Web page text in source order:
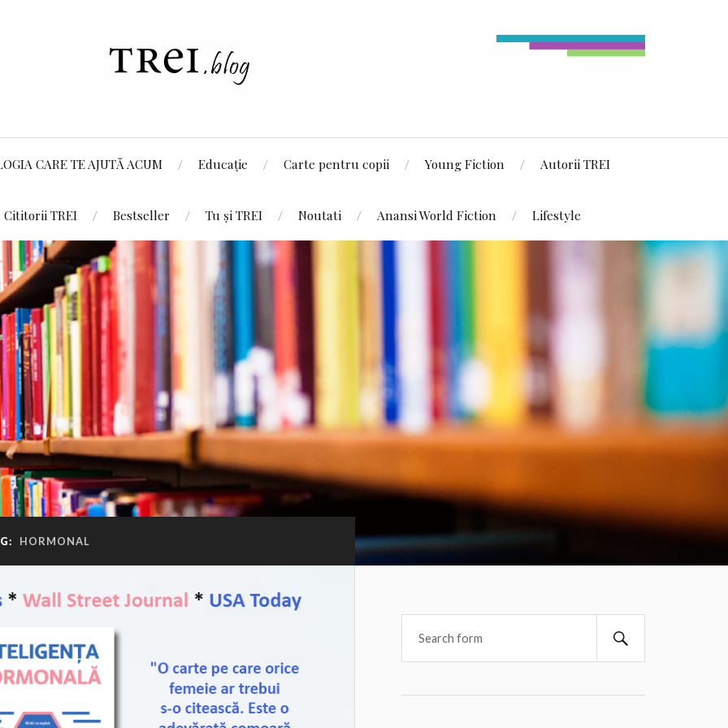
CARE TE AJUTĂ ACUM Educație Carte pentru copii Young Fiction Autorii TREI
Cititorii TREI Bestseller Tu și TREI Noutati Anansi World Fiction Lifestyle
HORMONAL